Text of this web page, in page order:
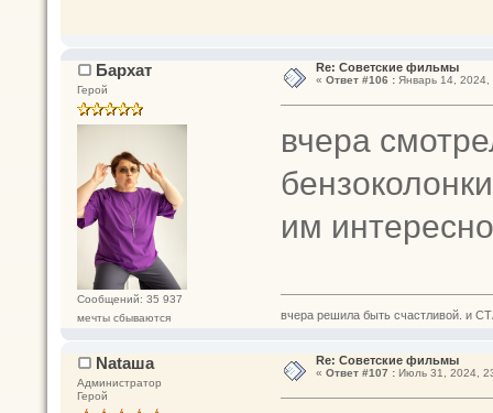
Бархат
Герой
Сообщений: 35 937
мечты сбываются
Re: Советские фильмы
« Ответ #106 :Январь 14, 2024,
вчера
бензоколонки
им
вчера решила быть счастливой. и
Nataшa
Администратор
Герой
Re: Советские фильмы
« Ответ #107 :Июль 31, 2024,